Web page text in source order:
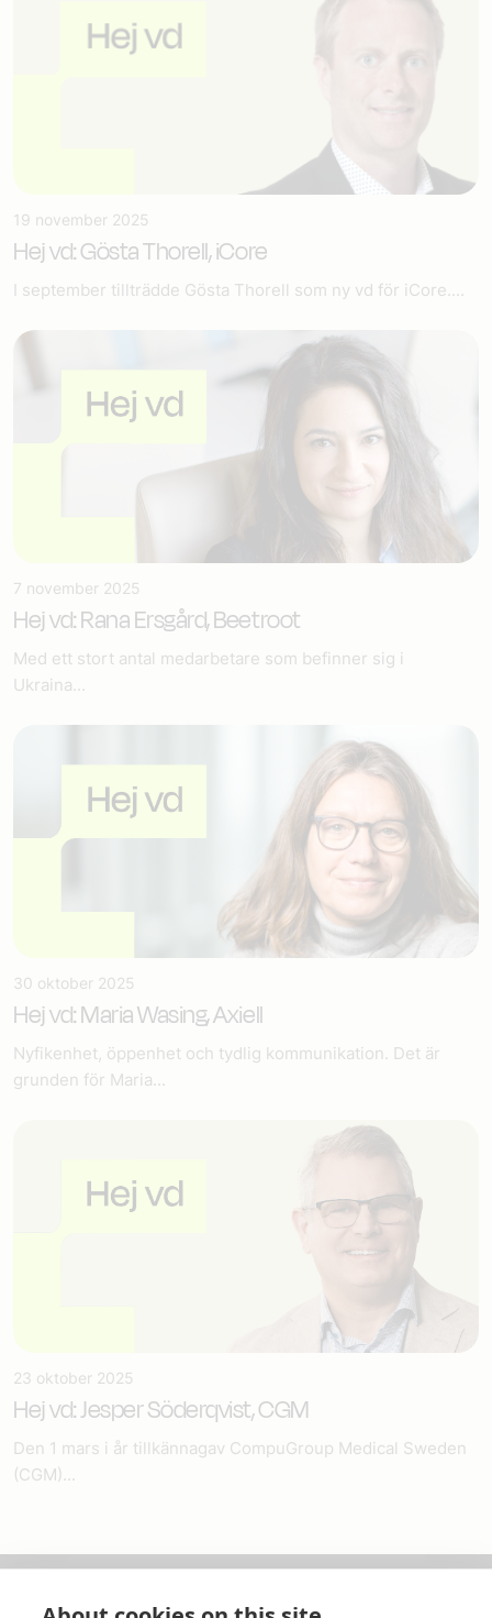
19 november 2025
Hej vd: Gösta Thorell, iCore
I september tillträdde Gösta Thorell som ny vd för iCore....
7 november 2025
Hej vd: Rana Ersgård, Beetroot
Med ett stort antal medarbetare som befinner sig i
Ukraina...
30 oktober 2025
Hej vd: Maria Wasing, Axiell
Nyfikenhet, öppenhet och tydlig kommunikation. Det är
grunden för Maria...
23 oktober 2025
Hej vd: Jesper Söderqvist, CGM
Den 1 mars i år tillkännagav CompuGroup Medical Sweden
(CGM)...